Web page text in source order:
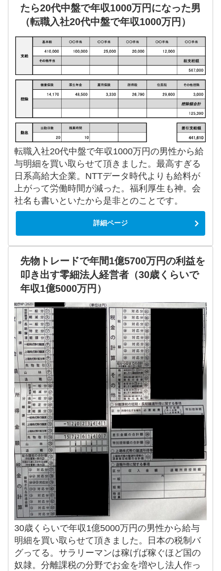
たら20代中盤で年収1000万円になった男
（転職入社20代中盤で年収1000万円）
転職入社20代中盤で年収1000万円の男性から給
与明細を買い取らせて頂きました。最高すぎる
日系高給大企業。NTTデータ時代よりも給料が
上がって労働時間が減った。福利厚生も神。会
社名も書いといたから是非とのことです。
詳細ページ
先物トレードで年間1億5700万円の利益を
叩き出す零細法人経営者（30歳くらいで
年収1億5000万円）
30歳くらいで年収1億5000万円の男性から給与
明細を買い取らせて頂きました。日本の税制バ
グってる。サラリーマンは稼げば稼ぐほど国の
奴隷。分離課税の分野でお金を増やし法人作っ